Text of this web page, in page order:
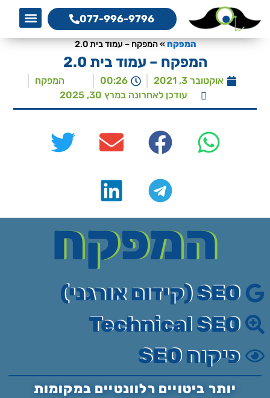
077-996-9796
המפקח»המפקח – עמוד בית 2.0
המפקח – עמוד בית 2.0
אוקטובר 3, 2021 00:26
המפקח
עודכן לאחרונה במרץ 30, 2025
המפקח
SEO (קידום אורגני)
Technical SEO
פיקוח SEO
יותר ביטויים רלוונטיים במקומות